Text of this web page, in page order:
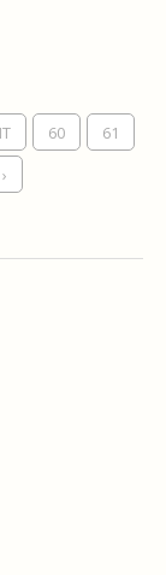
60
61